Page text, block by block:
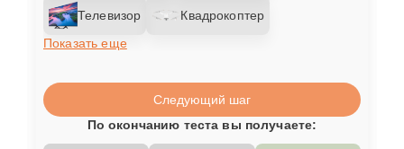
Телевизор
Квадрокоптер
Показать еще
Следующий шаг
По окончанию теста вы получаете: